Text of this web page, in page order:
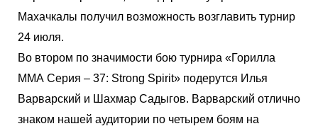
Махачкалы получил возможность возглавить турнир
24 июля.
Во втором по значимости бою турнира «Горилла
ММА Серия – 37: Strong Spirit» подерутся Илья
Варварский и Шахмар Садыгов. Варварский отлично
знаком нашей аудитории по четырем боям на